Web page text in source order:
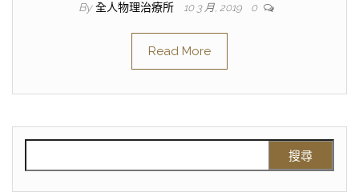
By 全人物理治療所 10 3 月, 2019 0
Read More